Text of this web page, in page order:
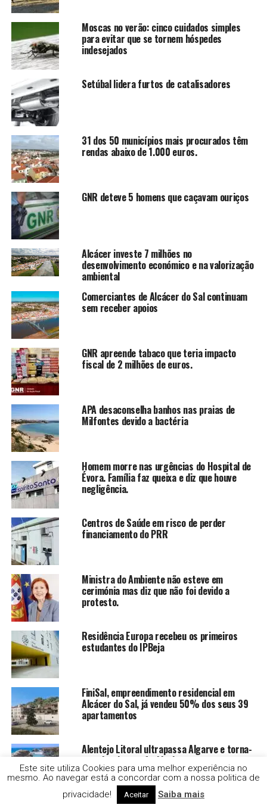
Moscas no verão: cinco cuidados simples
para evitar que se tornem hóspedes
indesejados
Setúbal lidera furtos de catalisadores
31 dos 50 municípios mais procurados têm
rendas abaixo de 1.000 euros.
GNR deteve 5 homens que caçavam ouriços
Alcácer investe 7 milhões no
desenvolvimento económico e na valorização
ambiental
Comerciantes de Alcácer do Sal continuam
sem receber apoios
GNR apreende tabaco que teria impacto
fiscal de 2 milhões de euros.
APA desaconselha banhos nas praias de
Milfontes devido a bactéria
Homem morre nas urgências do Hospital de
Évora. Família faz queixa e diz que houve
negligência.
Centros de Saúde em risco de perder
financiamento do PRR
Ministra do Ambiente não esteve em
cerimónia mas diz que não foi devido a
protesto.
Residência Europa recebeu os primeiros
estudantes do IPBeja
FiniSal, empreendimento residencial em
Alcácer do Sal, já vendeu 50% dos seus 39
apartamentos
Alentejo Litoral ultrapassa Algarve e torna-
se o destino preferido dos portugueses nas
férias de verão
Ponte de Sor assina protocolo com
Este site utiliza Cookies para uma melhor experiência no
mesmo. Ao navegar está a concordar com a nossa politica de
privacidade!
Aceitar Saiba mais